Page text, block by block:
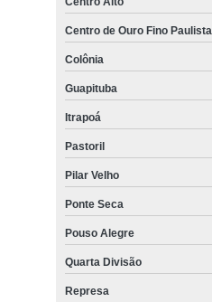
Centro de Ouro Fino Paulista
Colônia
Guapituba
Itrapoá
Pastoril
Pilar Velho
Ponte Seca
Pouso Alegre
Quarta Divisão
Represa